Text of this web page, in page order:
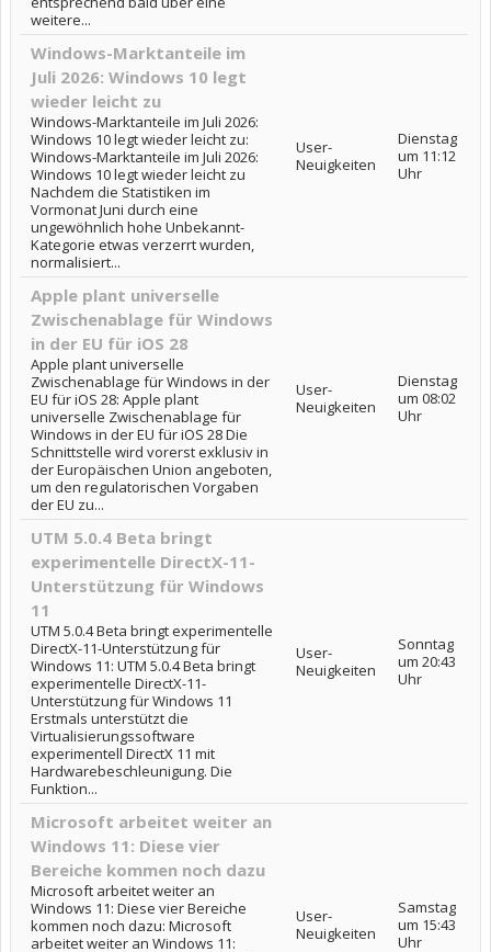
weitere...
Windows-Marktanteile im
Juli 2026: Windows 10 legt
wieder leicht zu
Windows-Marktanteile im Juli 2026:
Windows 10 legt wieder leicht zu:
Windows-Marktanteile im Juli 2026:
Windows 10 legt wieder leicht zu
Nachdem die Statistiken im
Vormonat Juni durch eine
ungewöhnlich hohe Unbekannt-
Kategorie etwas verzerrt wurden,
normalisiert...
User-
Neuigkeiten
Dienstag
um 11:12
Uhr
Apple plant universelle
Zwischenablage für Windows
in der EU für iOS 28
Apple plant universelle
Zwischenablage für Windows in der
EU für iOS 28: Apple plant
universelle Zwischenablage für
Windows in der EU für iOS 28 Die
Schnittstelle wird vorerst exklusiv in
der Europäischen Union angeboten,
um den regulatorischen Vorgaben
der EU zu...
User-
Neuigkeiten
Dienstag
um 08:02
Uhr
UTM 5.0.4 Beta bringt
experimentelle DirectX-11-
Unterstützung für Windows
11
UTM 5.0.4 Beta bringt experimentelle
DirectX-11-Unterstützung für
Windows 11: UTM 5.0.4 Beta bringt
experimentelle DirectX-11-
Unterstützung für Windows 11
Erstmals unterstützt die
Virtualisierungssoftware
experimentell DirectX 11 mit
Hardwarebeschleunigung. Die
Funktion...
User-
Neuigkeiten
Sonntag
um 20:43
Uhr
Microsoft arbeitet weiter an
Windows 11: Diese vier
Bereiche kommen noch dazu
Microsoft arbeitet weiter an
Windows 11: Diese vier Bereiche
kommen noch dazu: Microsoft
arbeitet weiter an Windows 11:
User-
Neuigkeiten
Samstag
um 15:43
Uhr